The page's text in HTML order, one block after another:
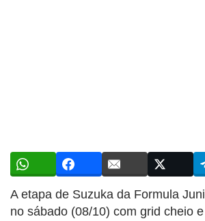
A etapa de Suzuka da Formula
no sábado (08/10) com grid cheio